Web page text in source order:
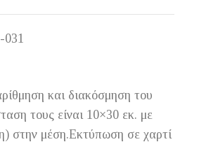
και διακόσμηση του
τους είναι 10×30 εκ. με
στην μέση.Εκτύπωση σε χαρτί